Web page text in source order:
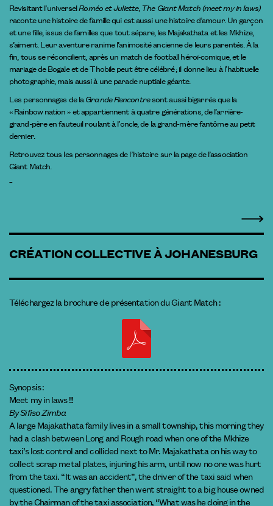
Revisitant l’universelRoméo et Juliette, The Giant Match (meet my in laws)
raconte une histoire de famille qui est aussi une histoire d’amour. Un garçon
et une fille, issus de familles que tout sépare, les Majakathata et les Mkhize,
s’aiment. Leur aventure ranime l’animosité ancienne de leurs parentés. À la
fin, tous se réconcilient, après un match de football héroï-comique, et le
mariage de Bogale et de Thobile peut être célébré ; il donne lieu à l’habituelle
photographie, mais aussi à une parade nuptiale géante.
Les personnages de la Grande Rencontresont aussi bigarrés que la
« Rainbow nation » et appartiennent à quatre générations, de l’arrière-
grand-père en fauteuil roulant à l’oncle, de la grand-mère fantôme au petit
dernier.
Retrouvez tous les personnages de l’histoire sur la page de l’association
Giant Match.
CRÉATION COLLECTIVE À JOHANESBURG
Téléchargez la brochure de présentation du Giant Match :
Synopsis :
Meet my in laws !!!
By Sifiso Zimba
A large Majakathata family lives in a small township, this morning they
had a clash between Long and Rough road when one of the Mkhize
taxi’s lost control and collided next to Mr. Majakathata on his way to
collect scrap metal plates, injuring his arm, until now no one was hurt
from the taxi. “It was an accident”, the driver of the taxi said when
questioned. The angry father then went straight to a big house owned
by the Chairman of the taxi association, “What was he doing in the